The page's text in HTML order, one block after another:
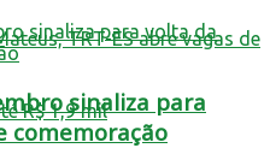
sinaliza para
comemoração